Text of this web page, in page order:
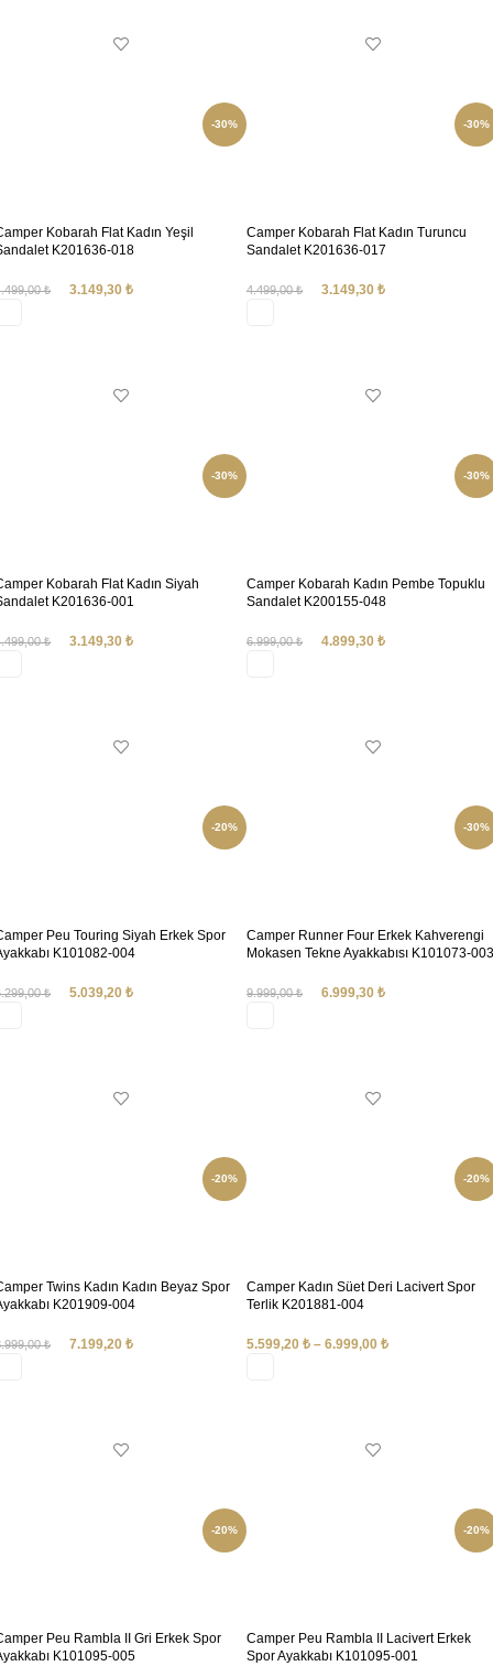
-30%
Kobarah Flat Kadın Yeşil
K201636-018
₺ 3.149,30 ₺
-30%
Camper Kobarah Flat Kadın Turuncu
Sandalet K201636-017
4.499,00₺ 3.149,30 ₺
-30%
Kobarah Flat Kadın Siyah
K201636-001
₺ 3.149,30 ₺
-30%
Camper Kobarah Kadın Pembe Topuklu
Sandalet K200155-048
6.999,00₺ 4.899,30 ₺
-20%
Peu Touring Siyah Erkek Spor
K101082-004
₺ 5.039,20 ₺
-30%
Camper Runner Four Erkek Kahverengi
Mokasen Tekne Ayakkabısı K101073-003
9.999,00₺ 6.999,30 ₺
-20%
Twins Kadın Kadın Beyaz Spor
K201909-004
₺ 7.199,20 ₺
-20%
Camper Kadın Süet Deri Lacivert Spor
Terlik K201881-004
5.599,20 ₺ – 6.999,00 ₺
-20%
Peu Rambla II Gri Erkek Spor
K101095-005
-20%
Camper Peu Rambla II Lacivert Erkek
Spor Ayakkabı K101095-001